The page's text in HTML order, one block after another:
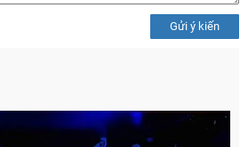
Gửi ý kiến